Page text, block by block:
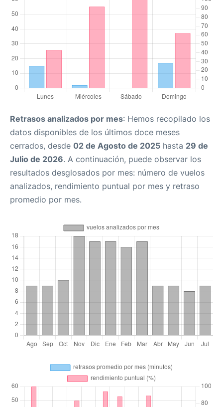
Retrasos analizados por mes: Hemos recopilado los
datos disponibles de los últimos doce meses
cerrados, desde 02 de Agosto de 2025 hasta 29 de
Julio de 2026. A continuación, puede observar los
resultados desglosados por mes: número de vuelos
analizados, rendimiento puntual por mes y retraso
promedio por mes.